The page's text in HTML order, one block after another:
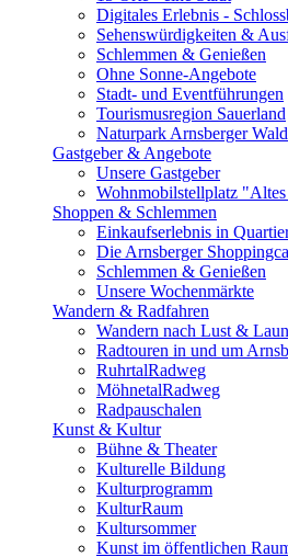
Digitales Erlebnis -
Sehenswürdigkeiten &
Schlemmen & Genießen
Ohne Sonne-Angebote
Stadt- und Eventführungen
Tourismusregion Sauerland
Naturpark Arnsberger Wald
Gastgeber & Angebote
Unsere Gastgeber
Wohnmobilstellplatz
Shoppen & Schlemmen
Einkaufserlebnis in
Die Arnsberger
Schlemmen & Genießen
Unsere Wochenmärkte
Wandern & Radfahren
Wandern nach Lust &
Radtouren in und um
RuhrtalRadweg
MöhnetalRadweg
Radpauschalen
Kunst & Kultur
Bühne & Theater
Kulturelle Bildung
Kulturprogramm
KulturRaum
Kultursommer
Kunst im öffentlichen